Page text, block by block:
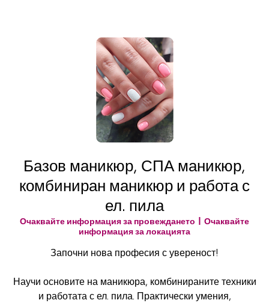
Базов маникюр, СПА маникюр,
комбиниран маникюр и работа с
ел. пила
Очаквайте информация за провеждането
Очаквайте
информация за локацията
Започни нова професия с увереност!
Научи основите на маникюра, комбинираните техники
и работата с ел. пила. Практически умения,